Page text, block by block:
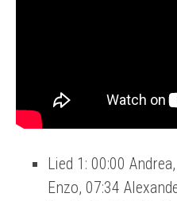
Lied 1: 00:00
Enzo, 07:34